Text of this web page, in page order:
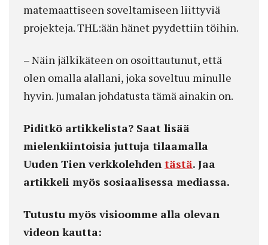
matemaattiseen soveltamiseen liittyviä
projekteja. THL:ään hänet pyydettiin töihin.
– Näin jälkikäteen on osoittautunut, että
olen omalla alallani, joka soveltuu minulle
hyvin. Jumalan johdatusta tämä ainakin on.
Piditkö artikkelista? Saat lisää
mielenkiintoisia juttuja tilaamalla
Uuden Tien verkkolehden tästä. Jaa
artikkeli myös sosiaalisessa mediassa.
Tutustu myös visioomme alla olevan
videon kautta: